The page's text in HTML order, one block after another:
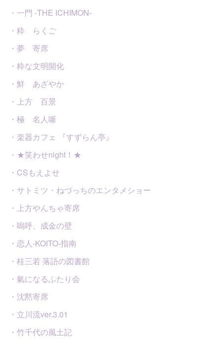
・一門 -THE ICHIMON-
・粋 らくご
・夢 寄席
・粋な文明開化
・鮮 あざやか
・上方 百景
・極 名人噺
・楽器カフェ 『すずらん亭』
・★笑わせnight！★
・CSもえよせ
・サトミツ・ねづっちのエンタメショー
・上方やんちゃ寄席
・嗚呼、成金の壁
・恋人-KOITO-指南
・桂三若 落語の図書館
・氣になるふたり会
・沈黙寄席
・立川流ver.3.01
・竹千代の風土記